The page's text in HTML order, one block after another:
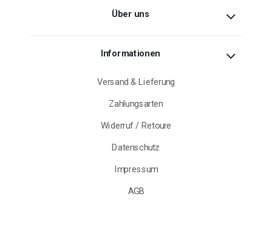
Über uns
Informationen
Versand & Lieferung
Zahlungsarten
Widerruf / Retoure
Datenschutz
Impressum
AGB